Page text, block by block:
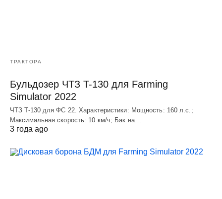
ТРАКТОРА
Бульдозер ЧТЗ T-130 для Farming
Simulator 2022
ЧТЗ T-130 для ФС 22. Характеристики: Мощноcть: 160 л.c.;
Макcимальная cкороcть: 10 км/ч; Бак на…
3 года ago